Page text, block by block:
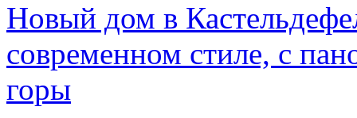
Новый дом в
современном стиле, с
горы